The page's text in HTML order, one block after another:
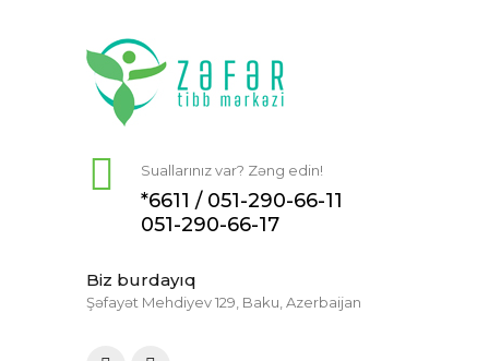
Suallarınız var? Zəng edin!
*6611 / 051-290-66-11
051-290-66-17
Biz burdayıq
Şəfayət Mehdiyev 129, Baku, Azerbaijan